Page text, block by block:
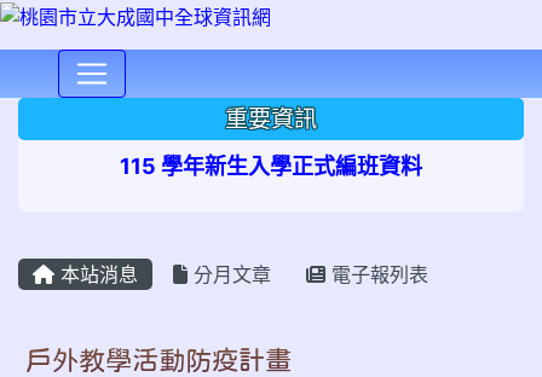
重要資訊
115 學年新生入學正式編班資料
本站消息 分月文章 電子報列表
戶外教學活動防疫計畫